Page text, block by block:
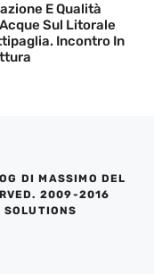
E Qualità
Sul Litorale
Incontro In
DI MASSIMO DEL
2009-2016
SOLUTIONS